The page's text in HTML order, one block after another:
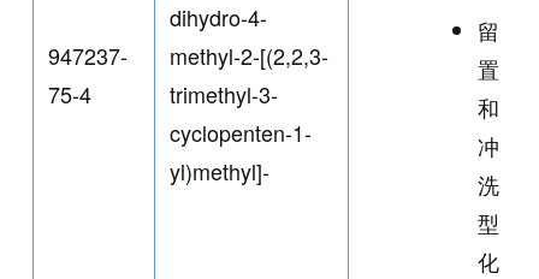
947237-
75-4
dihydro-4-
methyl-2-[(2,2,3-
trimethyl-3-
cyclopenten-1-
yl)methyl]-
留
置
和
冲
洗
型
化